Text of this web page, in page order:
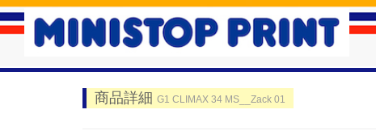
商品詳細 G1 CLIMAX 34 MS__Zack 01